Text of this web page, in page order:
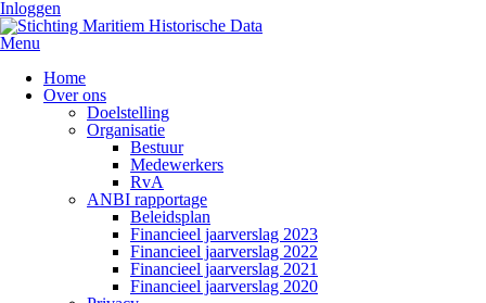
Inloggen
Menu
Home
Over ons
Doelstelling
Organisatie
Bestuur
Medewerkers
RvA
ANBI rapportage
Beleidsplan
Financieel jaarverslag 2023
Financieel jaarverslag 2022
Financieel jaarverslag 2021
Financieel jaarverslag 2020